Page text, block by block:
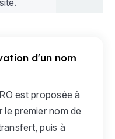
d'un nom
est proposée à
le premier nom de
puis à